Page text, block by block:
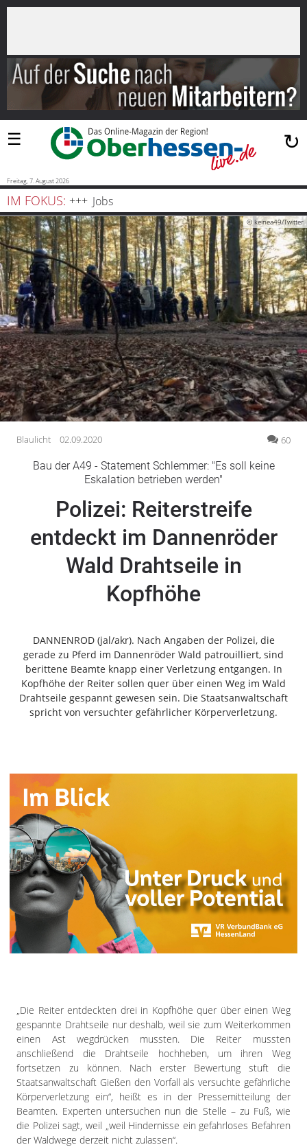
Suchen
Startseite
Blaulicht
Sport
Politik
Bauen
und
Wohnen
Freizeit
Gesellschaft
Gesundheit
Kultur
Lifestyle
Wirtschaft
Vogelsberg
Alsfeld
Lauterbach
Romrod
Homberg
Ohm
Schotten
Schlitz
Gemünden
Grebenau
Grebenhain
Herbstein
Kirtorf
Schwalmtal
Ulrichstein
Wartenberg
Schwalm
Fulda
Gießen
Impressum
Datenschutzerklärung
×
☰ ↻
Freitag, 7. August 2026
IM FOKUS: Jobs
© keinea49/Twitter
Blaulicht 02.09.2020 60
Bau der A49 - Statement Schlemmer: "Es soll keine
Eskalation betrieben werden"
Polizei: Reiterstreife
entdeckt im Dannenröder
Wald Drahtseile in
Kopfhöhe
DANNENROD (jal/akr). Nach Angaben der Polizei, die
gerade zu Pferd im Dannenröder Wald patrouilliert, sind
berittene Beamte knapp einer Verletzung entgangen. In
Kopfhöhe der Reiter sollen quer über einen Weg im Wald
Drahtseile gespannt gewesen sein. Die Staatsanwaltschaft
spricht von versuchter gefährlicher Körperverletzung.
„Die Reiter entdeckten drei in Kopfhöhe quer über einen Weg
gespannte Drahtseile nur deshalb, weil sie zum Weiterkommen
einen Ast wegdrücken mussten. Die Reiter mussten
anschließend die Drahtseile hochheben, um ihren Weg
fortsetzen zu können. Nach erster Bewertung stuft die
Staatsanwaltschaft Gießen den Vorfall als versuchte gefährliche
Körperverletzung ein“, heißt es in der Pressemitteilung der
Beamten. Experten untersuchen nun die Stelle – zu Fuß, wie
die Polizei sagt, weil „weil Hindernisse ein gefahrloses Befahren
der Waldwege derzeit nicht zulassen“.